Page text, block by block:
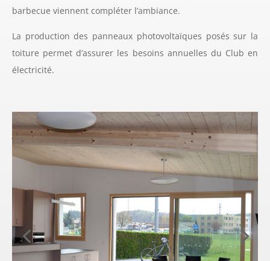
barbecue viennent compléter l’ambiance.
La production des panneaux photovoltaïques posés sur la
toiture permet d’assurer les besoins annuelles du Club en
électricité.